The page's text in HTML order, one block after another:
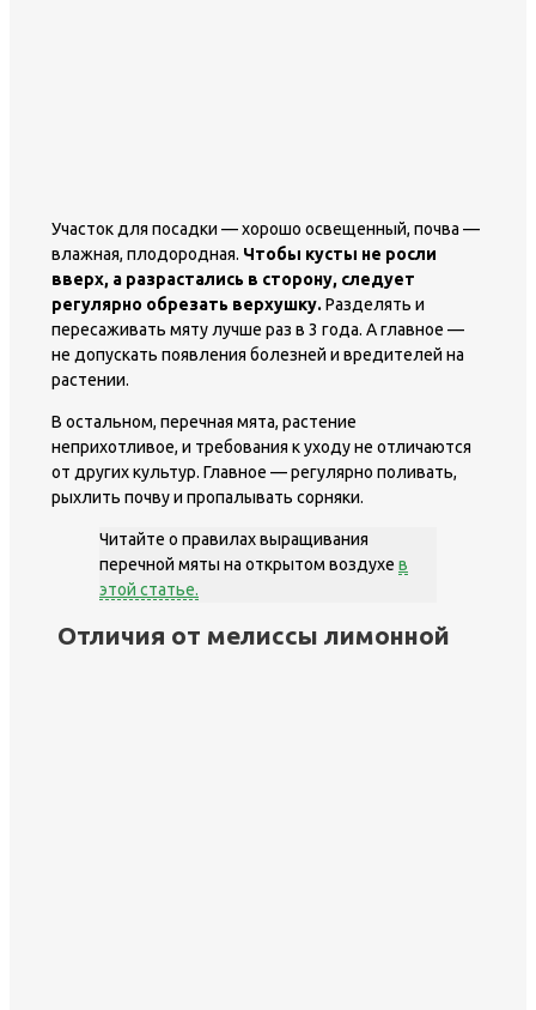
Участок для посадки — хорошо освещенный, почва —
влажная, плодородная. Чтобы кусты не росли
вверх, а разрастались в сторону, следует
регулярно обрезать верхушку. Разделять и
пересаживать мяту лучше раз в 3 года. А главное —
не допускать появления болезней и вредителей на
растении.
В остальном, перечная мята, растение
неприхотливое, и требования к уходу не отличаются
от других культур. Главное — регулярно поливать,
рыхлить почву и пропалывать сорняки.
Читайте о правилах выращивания
перечной мяты на открытом воздухе в
этой статье.
Отличия от мелиссы лимонной